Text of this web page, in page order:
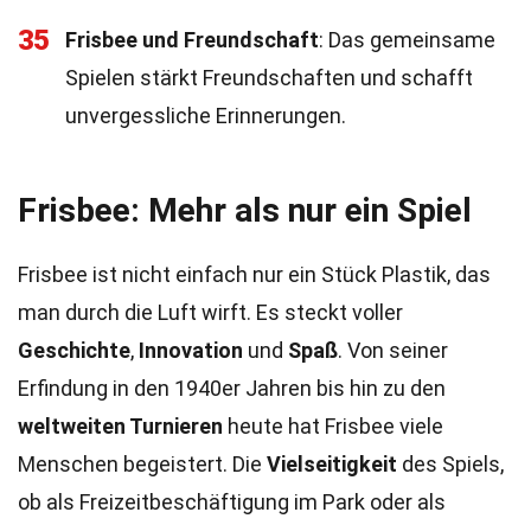
35 Frisbee und Freundschaft: Das gemeinsame
Spielen stärkt Freundschaften und schafft
unvergessliche Erinnerungen.
Frisbee: Mehr als nur ein Spiel
Frisbee ist nicht einfach nur ein Stück Plastik, das
man durch die Luft wirft. Es steckt voller
Geschichte, Innovation und Spaß. Von seiner
Erfindung in den 1940er Jahren bis hin zu den
weltweiten Turnieren heute hat Frisbee viele
Menschen begeistert. Die Vielseitigkeit des Spiels,
ob als Freizeitbeschäftigung im Park oder als